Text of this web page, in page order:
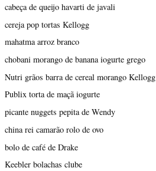
cabeça de queijo havarti de javali
cereja pop tortas Kellogg
mahatma arroz branco
chobani morango de banana iogurte grego
Nutri grãos barra de cereal morango Kellogg
Publix torta de maçã iogurte
picante nuggets pepita de Wendy
china rei camarão rolo de ovo
bolo de café de Drake
Keebler bolachas clube